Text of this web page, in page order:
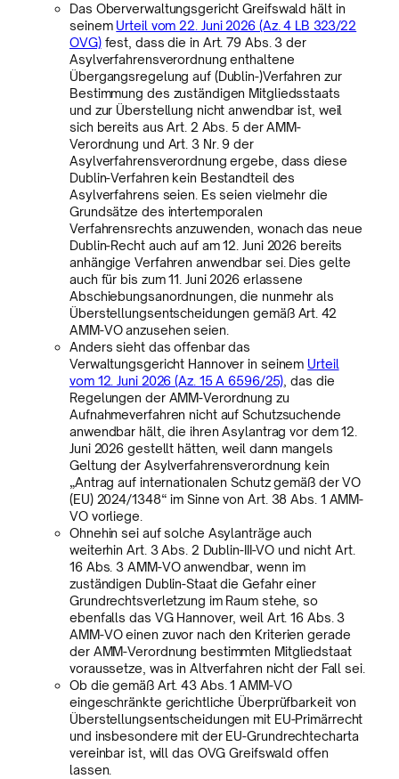
Das Oberverwaltungsgericht Greifswald hält in
seinem Urteil vom 22. Juni 2026 (Az. 4 LB 323/22
OVG)fest, dass die in Art. 79 Abs. 3 der
Asylverfahrensverordnung enthaltene
Übergangsregelung auf (Dublin-)Verfahren zur
Bestimmung des zuständigen Mitgliedsstaats
und zur Überstellung nicht anwendbar ist, weil
sich bereits aus Art. 2 Abs. 5 der AMM-
Verordnung und Art. 3 Nr. 9 der
Asylverfahrensverordnung ergebe, dass diese
Dublin-Verfahren kein Bestandteil des
Asylverfahrens seien. Es seien vielmehr die
Grundsätze des intertemporalen
Verfahrensrechts anzuwenden, wonach das neue
Dublin-Recht auch auf am 12. Juni 2026 bereits
anhängige Verfahren anwendbar sei. Dies gelte
auch für bis zum 11. Juni 2026 erlassene
Abschiebungsanordnungen, die nunmehr als
Überstellungsentscheidungen gemäß Art. 42
AMM-VO anzusehen seien.
Anders sieht das offenbar das
Verwaltungsgericht Hannover in seinem Urteil
vom 12. Juni 2026 (Az. 15 A 6596/25), das die
Regelungen der AMM-Verordnung zu
Aufnahmeverfahren nicht auf Schutzsuchende
anwendbar hält, die ihren Asylantrag vor dem 12.
Juni 2026 gestellt hätten, weil dann mangels
Geltung der Asylverfahrensverordnung kein
„Antrag auf internationalen Schutz gemäß der VO
(EU) 2024/1348“ im Sinne von Art. 38 Abs. 1 AMM-
VO vorliege.
Ohnehin sei auf solche Asylanträge auch
weiterhin Art. 3 Abs. 2 Dublin-III-VO und nicht Art.
16 Abs. 3 AMM-VO anwendbar, wenn im
zuständigen Dublin-Staat die Gefahr einer
Grundrechtsverletzung im Raum stehe, so
ebenfalls das VG Hannover, weil Art. 16 Abs. 3
AMM-VO einen zuvor nach den Kriterien gerade
der AMM-Verordnung bestimmten Mitgliedstaat
voraussetze, was in Altverfahren nicht der Fall sei.
Ob die gemäß Art. 43 Abs. 1 AMM-VO
eingeschränkte gerichtliche Überprüfbarkeit von
Überstellungsentscheidungen mit EU-Primärrecht
und insbesondere mit der EU-Grundrechtecharta
vereinbar ist, will das OVG Greifswald offen
lassen.